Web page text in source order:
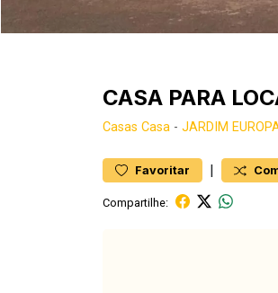
CASA PARA
Casas Casa - JARDIM
Favoritar |
Compartilhe: